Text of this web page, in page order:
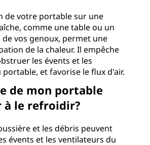
de votre portable sur une
comme une table ou un
vos genoux, permet une
de la chaleur. Il empêche
les évents et les
et favorise le flux d'air.
de mon portable
à le refroidir?
et les débris peuvent
évents et les ventilateurs du